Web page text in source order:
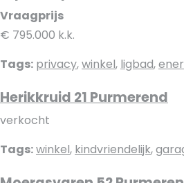
Vraagprijs
€ 795.000 k.k.
Tags: privacy,winkel, ligbad,
Herikkruid 21 Purmerend
verkocht
Tags:winkel, kindvriendelijk,